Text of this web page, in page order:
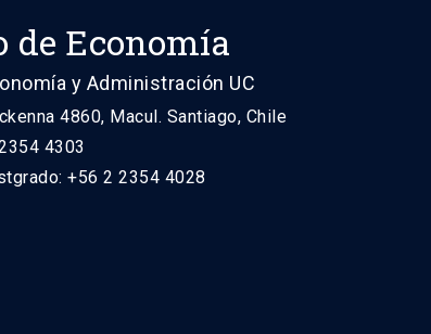
Economía
y Administración UC
4860, Macul. Santiago, Chile
4303
+56 2 2354 4028